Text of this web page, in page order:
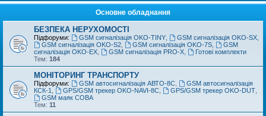
Основне обладнання
БЕЗПЕКА НЕРУХОМОСТІ
Підфоруми: GSM сигналізація OKO-TINY, GSM сигналізація OKO-SX,
GSM сигналізація OKO-S2, GSM сигналізація OKO-7S,
GSM
сигналізація OKO-EX
GSM сигналізація PRO-X,
Готові комплекти
Тем: 184
МОНІТОРИНГ ТРАНСПОРТУ
Підфоруми: GSM автосигналізація АВТО-8С,
GSM автосигналізація
КСК-1
GPS/GSM трекер OKO-NAVI-8С, GPS/GSM трекер OKO-DUT,
GSM маяк СОВА
Тем: 11